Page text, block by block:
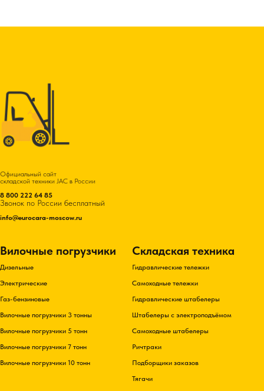
Официальный сайт
складской техники JAC в России
8 800 222 64 85
Звонок по России бесплатный
info@eurocara-moscow.ru
Вилочные погрузчики
Дизельные
Электрические
Газ-бензиновые
Вилочные погрузчики 3 тонны
Вилочные погрузчики 5 тонн
Вилочные погрузчики 7 тонн
Вилочные погрузчики 10 тонн
Складская техника
Гидравлические тележки
Самоходные тележки
Гидравлические штабелеры
Штабелеры с электроподъёмом
Самоходные штабелеры
Ричтраки
Подборщики заказов
Тягачи